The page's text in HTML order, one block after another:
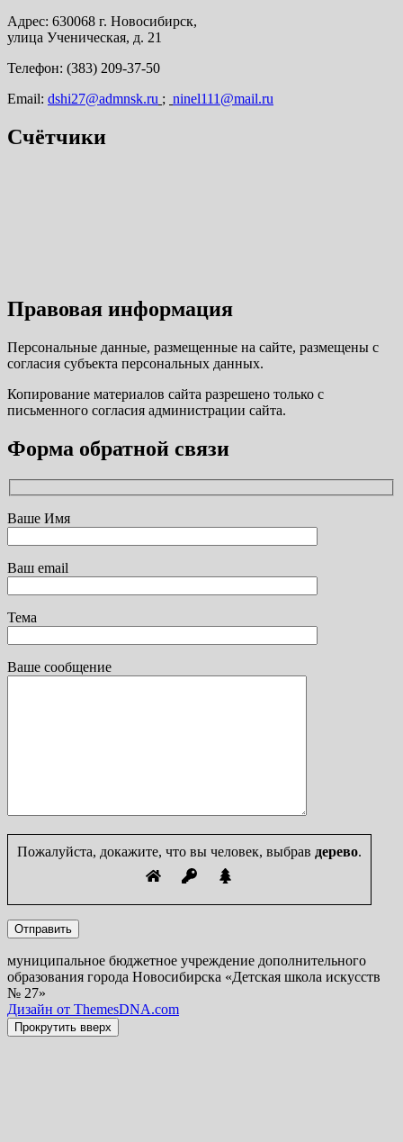
Адрес: 630068 г. Новосибирск,
улица Ученическая, д. 21
Телефон: (383) 209-37-50
Email: dshi27@admnsk.ru ; ninel111@mail.ru
Счётчики
Правовая информация
Персональные данные, размещенные на сайте, размещены с
согласия субъекта персональных данных.
Копирование материалов сайта разрешено только с
письменного согласия администрации сайта.
Форма обратной связи
Ваше Имя
Ваш email
Тема
Ваше сообщение
Пожалуйста, докажите, что вы человек, выбрав дерево.
муниципальное бюджетное учреждение дополнительного
образования города Новосибирска «Детская школа искусств
№ 27»
Дизайн от ThemesDNA.com
Прокрутить вверх